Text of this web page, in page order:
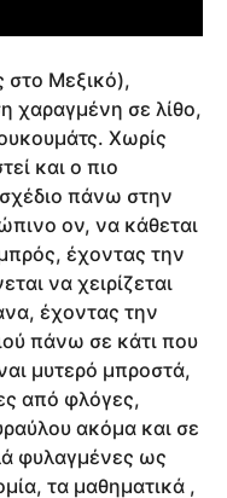
στο Μεξικό),
χαραγμένη σε λίθο,
Χωρίς
και ο πιο
πάνω στην
ον, να κάθεται
έχοντας την
να χειρίζεται
έχοντας την
πάνω σε κάτι που
μυτερό μπροστά,
από φλόγες,
ακόμα και σε
φυλαγμένες ως
τα μαθηματικά ,